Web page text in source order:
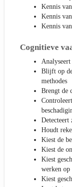
Kennis
Kennis
Kennis
Cognitieve
Blijft op
methodes
Brengt de
Detecteert
Houdt
Kiest de
Kiest de
Kiest
werken op
Kiest